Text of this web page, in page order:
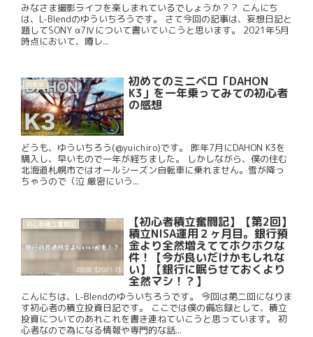
みなさま撮影ライフを楽しまれているでしょうか？？ こんにち
は、L-Blendのゆういちろうです。 さて今回の記事は、妄想日記と
題してSONY α7Ⅳについて書いていこうと思います。 2021年5月
時点において、噂レ...
自転車 初めてのミニベロ「DAHON
K3」を一年乗ってみての初心者
の感想
どうも、ゆういちろう(@yuichiro)です。 昨年7月にDAHON K3を
購入し、早いもので一年が経ちました。 しかしながら、僕の住む
北海道札幌市ではオールシーズン自転車に乗れません。雪が降っ
ちゃうので（泣 厳密にいう...
初心者積立奮闘記 【初心者積立奮闘記】【第2回】
積立NISA運用２ヶ月目。銀行預
金より全然増えててホクホクな
件！【今が良いだけかもしれな
い】【銀行に眠らせておくより
全然マシ！？】
こんにちは、L-Blendのゆういちろうです。 今回は第二回になりま
す初心者の積立投資日記です。 ここでは僕の備忘録として、積立
投資についてのあれこれを書き連ねていこうと思っています。 初
心者なので為になる情報や専門的な話...